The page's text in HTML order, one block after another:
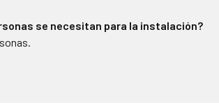
se necesitan para la instalación?